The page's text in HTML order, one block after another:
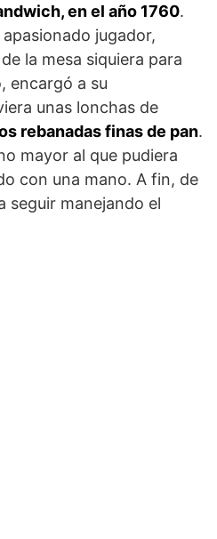
en el año 1760.
jugador,
la mesa siquiera para
encargó a su
unas lonchas de
rebanadas finas de pan.
mayor al que pudiera
con una mano. A fin, de
seguir manejando el